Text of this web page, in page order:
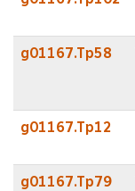
g01167.Tp58
g01167.Tp12
g01167.Tp79